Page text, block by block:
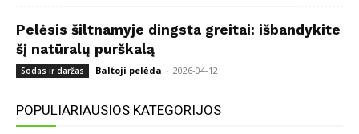
Pelėsis šiltnamyje dingsta greitai: išbandykite
šį natūralų purškalą
Sodas ir daržas Baltoji pelėda - 2026-04-12
POPULIARIAUSIOS KATEGORIJOS